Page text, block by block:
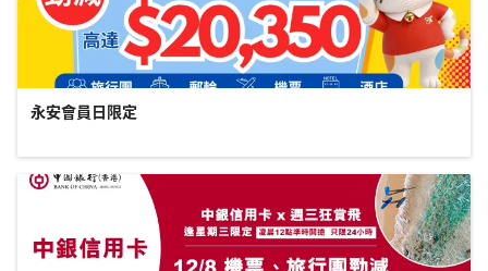
永安會員日限定